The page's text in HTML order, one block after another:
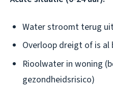
Water stroomt terug
Overloop dreigt of is al
Rioolwater in woning
gezondheidsrisico)